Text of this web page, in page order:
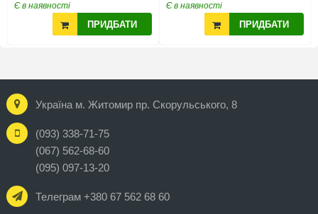
Є в наявності
ПРИДБАТИ
Є в наявності
ПРИДБАТИ
Україна м. Житомир пр. Скорульського, 8
(093) 338-71-75
(067) 562-68-60
(095) 097-13-20
Телеграм +380 67 562 68 60